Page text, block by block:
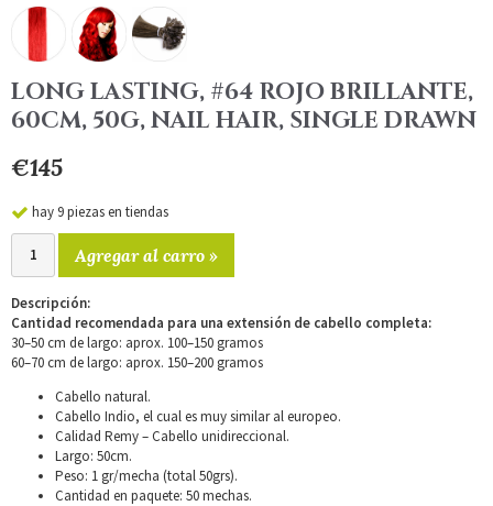
LONG LASTING, #64 ROJO BRILLANTE,
60CM, 50G, NAIL HAIR, SINGLE DRAWN
€145
hay 9 piezas en tiendas
Agregar al carro »
Descripción:
Cantidad recomendada para una extensión de cabello completa:
30–50 cm de largo: aprox. 100–150 gramos
60–70 cm de largo: aprox. 150–200 gramos
Cabello natural.
Cabello Indio, el cual es muy similar al europeo.
Calidad Remy – Cabello unidireccional.
Largo: 50cm.
Peso: 1 gr/mecha (total 50grs).
Cantidad en paquete: 50 mechas.